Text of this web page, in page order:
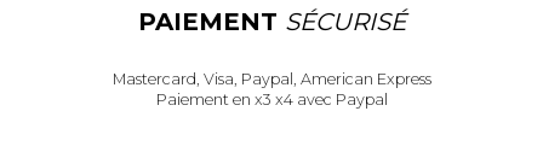
PAIEMENT SÉCURISÉ
Mastercard, Visa, Paypal, American Express
Paiement en x3 x4 avec Paypal